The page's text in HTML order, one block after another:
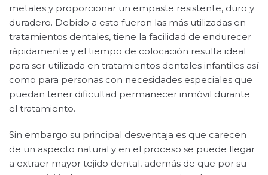
metales y proporcionar un empaste resistente, duro y
duradero. Debido a esto fueron las más utilizadas en
tratamientos dentales, tiene la facilidad de endurecer
rápidamente y el tiempo de colocación resulta ideal
para ser utilizada en tratamientos dentales infantiles así
como para personas con necesidades especiales que
puedan tener dificultad permanecer inmóvil durante
el tratamiento.
Sin embargo su principal desventaja es que carecen
de un aspecto natural y en el proceso se puede llegar
a extraer mayor tejido dental, además de que por su